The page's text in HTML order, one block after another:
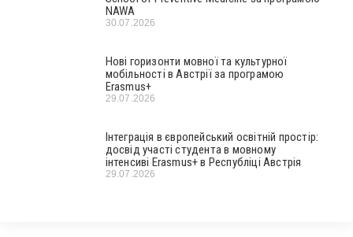
NAWA
30.07.2026
Нові горизонти мовної та культурної
мобільності в Австрії за програмою
Erasmus+
29.07.2026
Інтеграція в європейський освітній простір:
досвід участі студента в мовному
інтенсиві Erasmus+ в Республіці Австрія
29.07.2026